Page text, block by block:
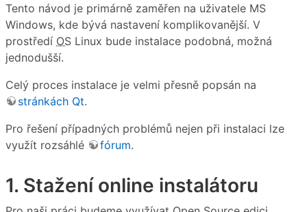
Tento návod je primárně zaměřen na uživatele MS
Windows, kde bývá nastavení komplikovanější. V
prostředí OS Linux bude instalace podobná, možná
jednodušší.
Celý proces instalace je velmi přesně popsán na
stránkách Qt.
Pro řešení případných problémů nejen při instalaci lze
využít rozsáhlé
fórum.
1. Stažení online instalátoru